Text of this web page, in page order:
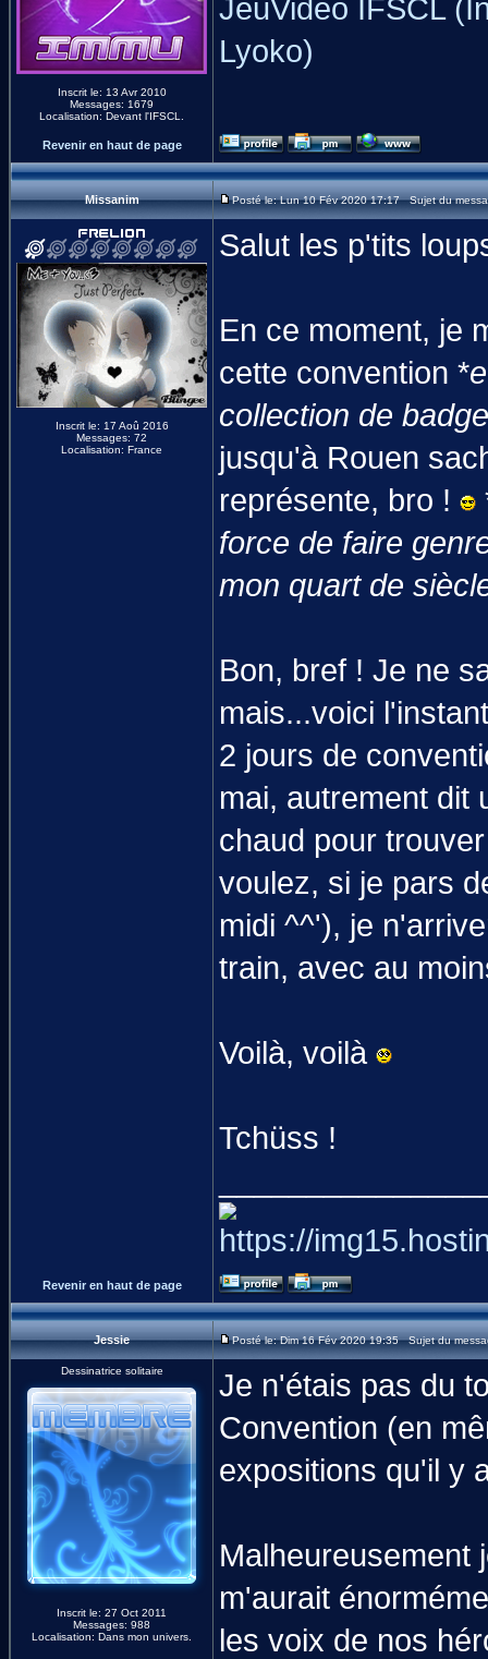
Inscrit le: 13 Avr 2010
Messages: 1679
Localisation: Devant l'IFSCL.
JeuVidéo IFSCL
Lyoko)
Revenir en haut de page
Missanim Posté le: Lun 10 Fév 2020 17:17 Sujet du
Inscrit le: 17 Aoû 2016
Messages: 72
Localisation: France
Salut les p'tits
En ce moment, je
cette convention *
collection de
jusqu'à Rouen
représente, bro !
force de faire
mon quart de
Bon, bref ! Je ne
mais...voici
2 jours de
mai, autrement dit
chaud pour
voulez, si je pars
midi ^^'), je
train, avec au
Voilà, voilà
Tchüss !
Revenir en haut de page
Jessie Posté le: Dim 16 Fév 2020 19:35 Sujet du
Dessinatrice solitaire
Inscrit le: 27 Oct 2011
Messages: 988
Localisation: Dans mon univers.
Je n'étais pas du
Convention (en
expositions qu'il y
Malheureusement
m'aurait
les voix de nos